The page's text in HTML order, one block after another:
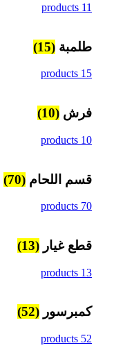
11 products
طلمبة (15)
15 products
فرش (10)
10 products
قسم اللحام (70)
70 products
قطع غيار (13)
13 products
كمبرسور (52)
52 products